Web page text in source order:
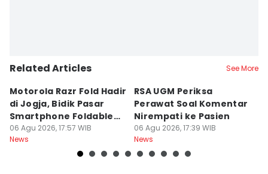
Related Articles See More
Motorola Razr Fold Hadir
di Jogja, Bidik Pasar
Smartphone Foldable
Premium
06 Agu 2026, 17:57 WIB
News
RSA UGM Periksa
Perawat Soal Komentar
Nirempati ke Pasien
06 Agu 2026, 17:39 WIB
News